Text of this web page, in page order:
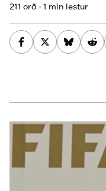
211 orð · 1 mín lestur